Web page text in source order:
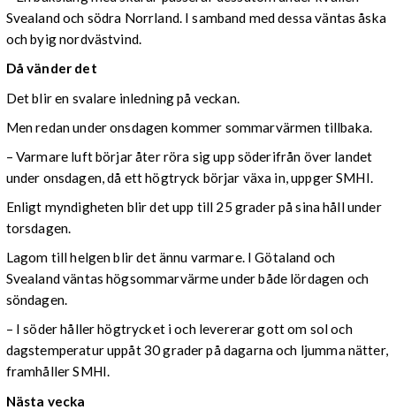
Svealand och södra Norrland. I samband med dessa väntas åska
och byig nordvästvind.
Då vänder det
Det blir en svalare inledning på veckan.
Men redan under onsdagen kommer sommarvärmen tillbaka.
– Varmare luft börjar åter röra sig upp söderifrån över landet
under onsdagen, då ett högtryck börjar växa in, uppger SMHI.
Enligt myndigheten blir det upp till 25 grader på sina håll under
torsdagen.
Lagom till helgen blir det ännu varmare. I Götaland och
Svealand väntas högsommarvärme under både lördagen och
söndagen.
– I söder håller högtrycket i och levererar gott om sol och
dagstemperatur uppåt 30 grader på dagarna och ljumma nätter,
framhåller SMHI.
Nästa vecka